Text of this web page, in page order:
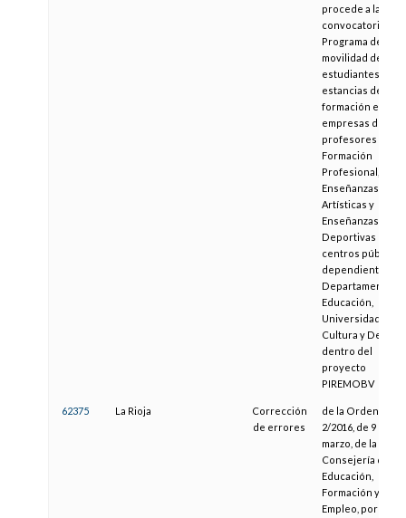
procede a la
convocatoria del
Programa de
movilidad de
estudiantes y de
estancias de
formación en
empresas de
profesores de
Formación
Profesional,
Enseñanzas
Artísticas y
Enseñanzas
Deportivas de
centros públicos
dependientes
Departamento de
Educación,
Universidad,
Cultura y
dentro del
proyecto
PIREMOBV
62375 La Rioja
Corrección
de errores
de la Orden
2/2016, de 9 de
marzo, de la
Consejería de
Educación,
Formación y
Empleo, por la